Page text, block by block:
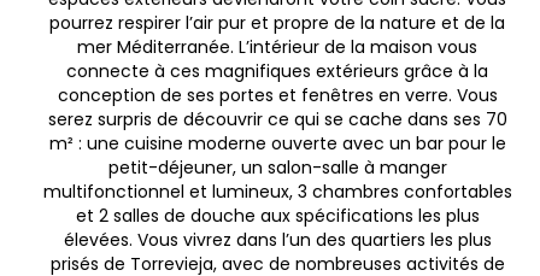
pourrez respirer l’air pur et propre de la nature et de la
mer Méditerranée. L’intérieur de la maison vous
connecte à ces magnifiques extérieurs grâce à la
conception de ses portes et fenêtres en verre. Vous
serez surpris de découvrir ce qui se cache dans ses 70
m² : une cuisine moderne ouverte avec un bar pour le
petit-déjeuner, un salon-salle à manger
multifonctionnel et lumineux, 3 chambres confortables
et 2 salles de douche aux spécifications les plus
élevées. Vous vivrez dans l’un des quartiers les plus
prisés de Torrevieja, avec de nombreuses activités de